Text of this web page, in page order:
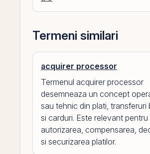
Termeni similari
acquirer processor
Termenul acquirer processor
desemneaza un concept
sau tehnic din plati, transferuri
si carduri. Este relevant pentru
autorizarea, compensarea,
si securizarea platilor.